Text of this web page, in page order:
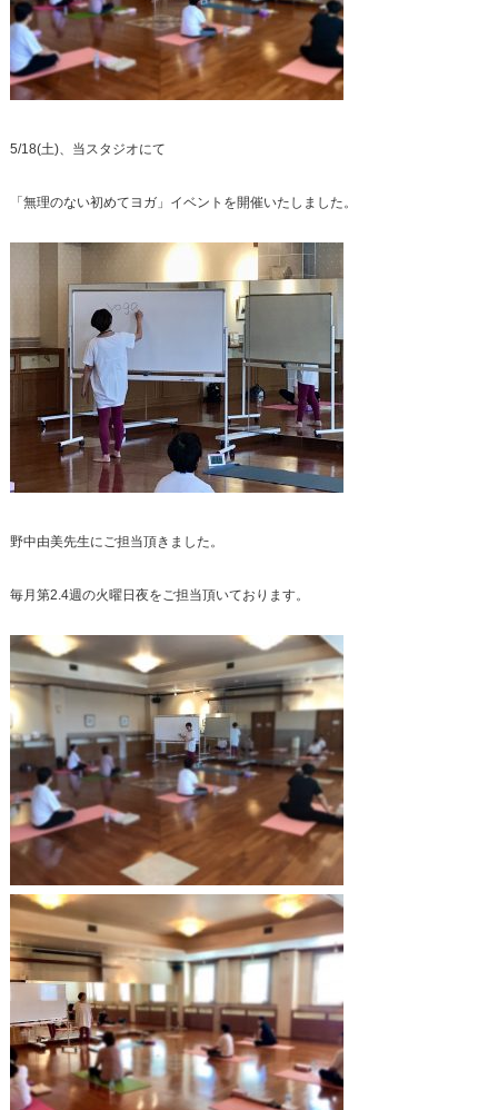
5/18(土)、当スタジオにて
「無理のない初めてヨガ」イベントを開催いたしました。
野中由美先生にご担当頂きました。
毎月第2.4週の火曜日夜をご担当頂いております。